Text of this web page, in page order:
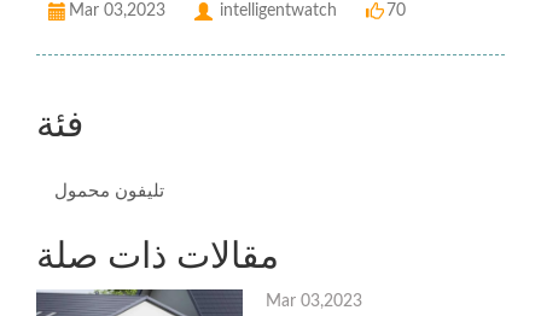
Mar 03,2023 intelligentwatch 70
فئة
تليفون محمول
مقالات ذات صلة
Mar 03,2023